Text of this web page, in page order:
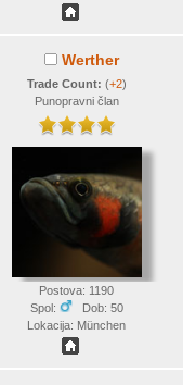
Werther
Trade Count: (+2)
Punopravni član
Postova: 1190
Spol:
Dob: 50
Lokacija: München